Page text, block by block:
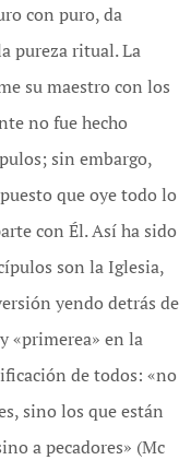
con puro, da
pureza ritual. La
su maestro con los
no fue hecho
sin embargo,
que oye todo lo
con Él. Así ha sido
son la Iglesia,
yendo detrás de
«primerea» en la
de todos: «no
sino los que están
a pecadores» (Mc